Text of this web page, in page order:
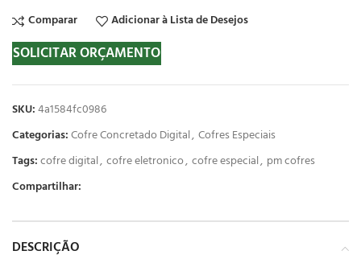
Comparar
Adicionar à Lista de Desejos
SOLICITAR ORÇAMENTO
SKU:4a1584fc0986
Categorias:Cofre Concretado Digital, Cofres Especiais
Tags:cofre digital, cofre eletronico, cofre especial, pm cofres
Compartilhar:
DESCRIÇÃO